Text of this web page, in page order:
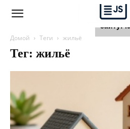
Домой Теги жильё
Тег: жильё
Для
сайту: